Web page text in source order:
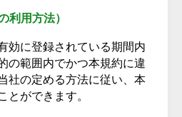
利用方法）
効に登録されている期間内
の範囲内でかつ本規約に違
社の定める方法に従い、本
とができます。